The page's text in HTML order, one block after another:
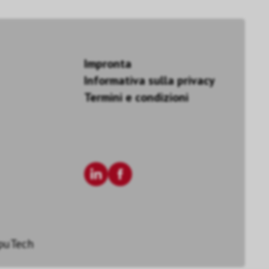
Impronta
Informativa sulla privacy
Termini e condizioni